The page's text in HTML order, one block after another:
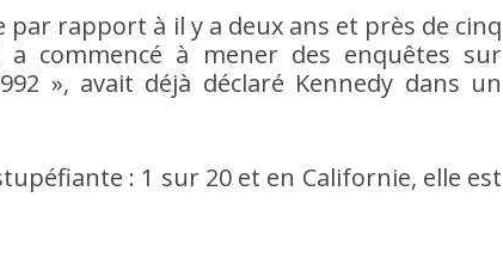
par rapport à il y a deux ans et près de cinq
commencé à mener des enquêtes sur
», avait déjà déclaré Kennedy dans un
: 1 sur 20 et en Californie, elle est